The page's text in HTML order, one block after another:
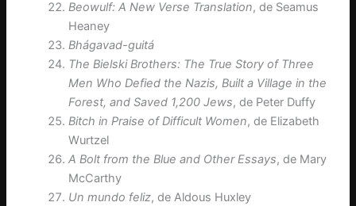
Beowulf: A New Verse Translation, de Seamus
Heaney
Bhágavad-guitá
The Bielski Brothers: The True Story of Three
Men Who Defied the Nazis, Built a Village in the
Forest, and Saved 1,200 Jews, de Peter Duffy
Bitch in Praise of Difficult Women, de Elizabeth
Wurtzel
A Bolt from the Blue and Other Essays, de Mary
McCarthy
Un mundo feliz, de Aldous Huxley